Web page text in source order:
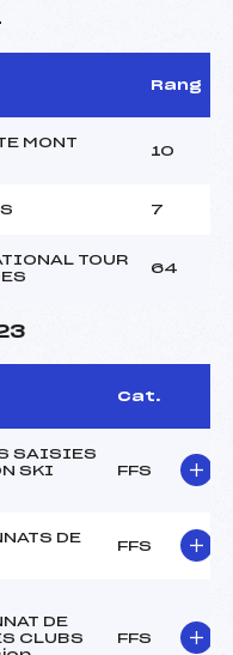
Rang
MONT
10
7
TOUR
64
Cat.
SAISIES
SKI
FFS
DE
FFS
DE
CLUBS
FFS